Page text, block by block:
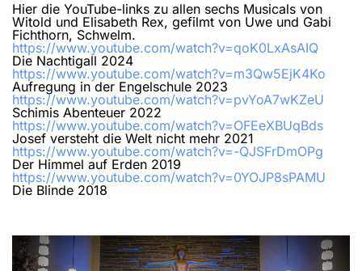
Hier die YouTube-links zu allen sechs Musicals von
Witold und Elisabeth Rex, gefilmt von Uwe und Gabi
Fichthorn, Schwelm.
https://www.youtube.com/watch?v=qoK0LxAsAIQ
Die Nachtigall 2024
https://www.youtube.com/watch?v=m3Qw5EjK4Ko
Aufregung in der Engelschule 2023
https://www.youtube.com/watch?v=pvYoA7wKZeU
Schimis Abenteuer 2022
https://www.youtube.com/watch?v=OFEeXBUqBds
Josef versteht die Welt nicht mehr 2021
https://www.youtube.com/watch?v=-QJSFrDmOPg
Der Himmel auf Erden 2019
https://www.youtube.com/watch?v=0YOJP8sPAMU
Die Blinde 2018